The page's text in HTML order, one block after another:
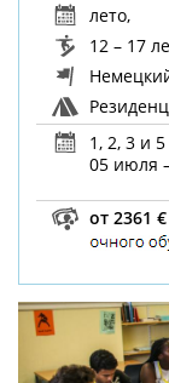
лето,
12 – 17
1, 2, 3 и 5
05 июля
от 2361